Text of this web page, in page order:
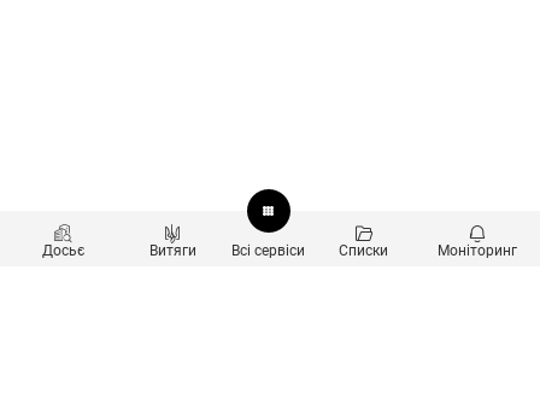
Досьє Витяги Всі сервіси Списки Моніторинг